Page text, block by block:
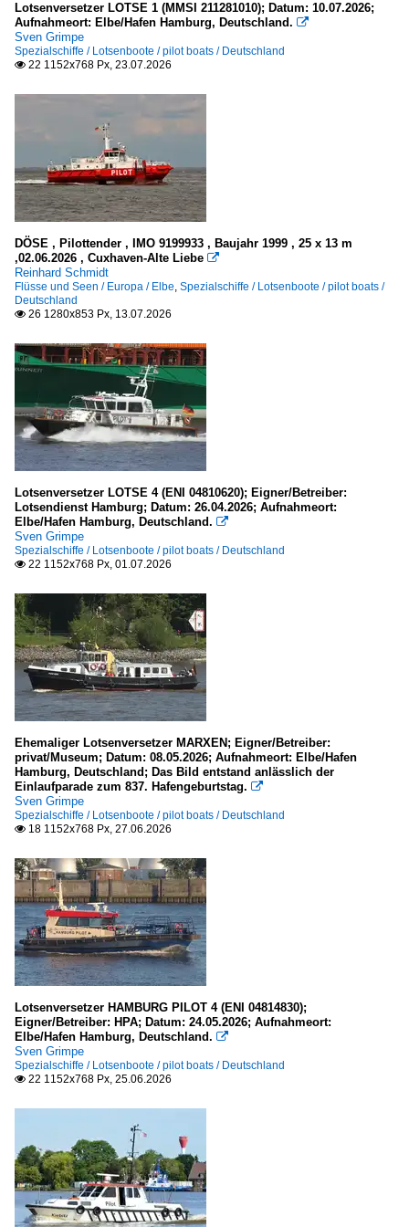
Kranschiffe u. Schwimmkrane mit Fahrantrieb
alle
Binnenschiffe
Fähren in Deutschland
andere Gewässer
FGS - Fahrgastschiffe
GMS - Gütermotorschiffe
Fischereifahrzeuge
Deutschland
.Kennzeichen unbekannt
ROS - Rostock (Hochsee)
Fjorde, Förden, Meerbusen
Deutschland
Kieler Förde
Flüsse und Seen
Deutschland
Sonstige Flüsse
Weser und Nebenflüsse
Europa
Elbe
Inselgruppen, Inseln
Deutschland
Borkum
Poel
Kanäle
Deutschland
Nord-Ostsee-Kanal
Deutschland
auf Rügen (M-V)
in Mecklenburg-Vorpommern
1993
1996
2004
2005
2007
2008
2009
2010
2011
2012
2013
2015
2016
2017
2018
2019
2020
2020
2021
2022
2023
2024
2025
Lotsenversetzer LOTSE 1 (MMSI 211281010); Datum: 10.07.2026;
Aufnahmeort: Elbe/Hafen Hamburg, Deutschland. 
Sven Grimpe
Spezialschiffe / Lotsenboote / pilot boats / Deutschland
 22 1152x768 Px, 23.07.2026
DÖSE , Pilottender , IMO 9199933 , Baujahr 1999 , 25 x 13 m
,02.06.2026 , Cuxhaven-Alte Liebe 
Reinhard Schmidt
Flüsse und Seen / Europa / Elbe, Spezialschiffe / Lotsenboote / pilot boats /
Deutschland
 26 1280x853 Px, 13.07.2026
Lotsenversetzer LOTSE 4 (ENI 04810620); Eigner/Betreiber:
Lotsendienst Hamburg; Datum: 26.04.2026; Aufnahmeort:
Elbe/Hafen Hamburg, Deutschland. 
Sven Grimpe
Spezialschiffe / Lotsenboote / pilot boats / Deutschland
 22 1152x768 Px, 01.07.2026
Ehemaliger Lotsenversetzer MARXEN; Eigner/Betreiber:
privat/Museum; Datum: 08.05.2026; Aufnahmeort: Elbe/Hafen
Hamburg, Deutschland; Das Bild entstand anlässlich der
Einlaufparade zum 837. Hafengeburtstag. 
Sven Grimpe
Spezialschiffe / Lotsenboote / pilot boats / Deutschland
 18 1152x768 Px, 27.06.2026
Lotsenversetzer HAMBURG PILOT 4 (ENI 04814830);
Eigner/Betreiber: HPA; Datum: 24.05.2026; Aufnahmeort:
Elbe/Hafen Hamburg, Deutschland. 
Sven Grimpe
Spezialschiffe / Lotsenboote / pilot boats / Deutschland
 22 1152x768 Px, 25.06.2026